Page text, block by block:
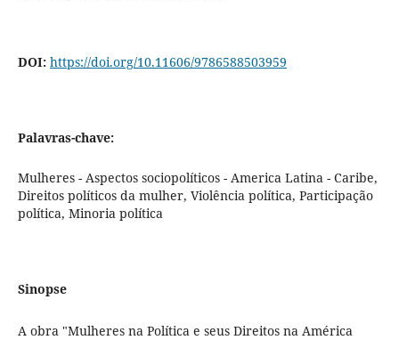
DOI: https://doi.org/10.11606/9786588503959
Palavras-chave:
Mulheres - Aspectos sociopolíticos - America Latina - Caribe,
Direitos políticos da mulher, Violência política, Participação
política, Minoria política
Sinopse
A obra "Mulheres na Política e seus Direitos na América